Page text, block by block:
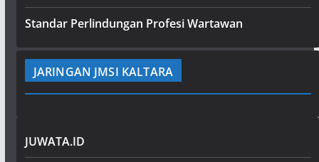
Standar Perlindungan Profesi Wartawan
JARINGAN JMSI KALTARA
JUWATA.ID